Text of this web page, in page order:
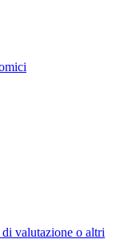
valutazione o altri